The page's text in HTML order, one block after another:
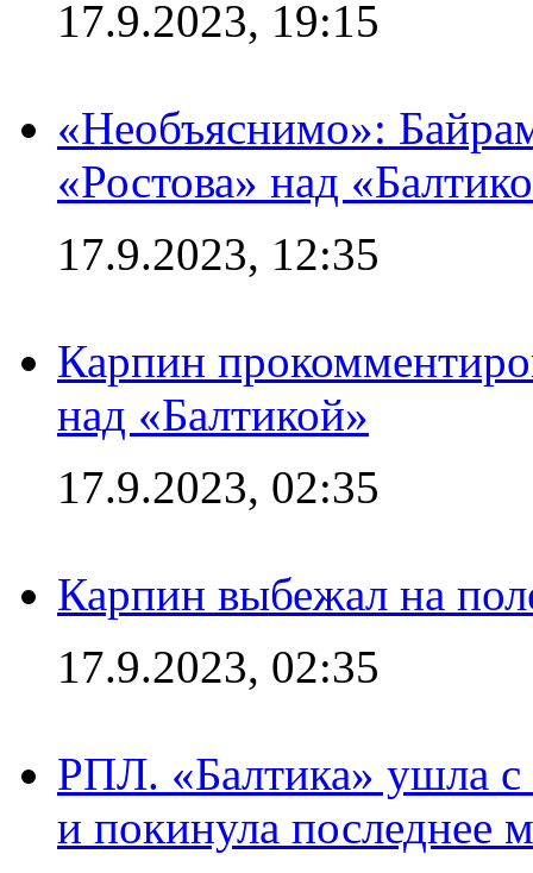
17.9.2023, 19:15
«Необъяснимо»:
«Ростова» над
17.9.2023, 12:35
Карпин
над «Балтикой»
17.9.2023, 02:35
Карпин выбежал на
17.9.2023, 02:35
РПЛ. «Балтика» ушла с
и покинула последнее